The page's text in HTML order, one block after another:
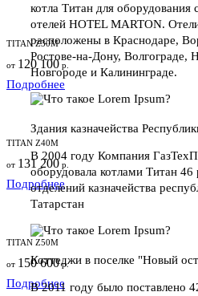
TITAN Z30M
от 120 100 р.
Подробнее
TITAN Z40M
от 131 200 р.
Подробнее
TITAN Z50M
от 150 600р.
Подробнее
котла Титан для оборудования
отелей HOTEL MARTON.
расположены в Краснодаре,
Ростове-на-Дону, Волгограде,
Новгороде и Калининграде.
Здания казначейства
В 2004 году Компания
оборудовала котлами Титан
отделений казначейства
Татарстан
Коттеджи в поселке "Новый
В 2011 году было поставлено